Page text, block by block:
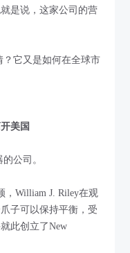
是说，这家公司的营
？它又是如何在全球市
美国
公司。
，William J. Riley在观
子可以保持平衡，受
此创立了New